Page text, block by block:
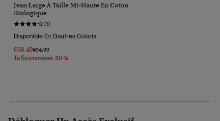
Jean Large À Taille Mi-Haute En Coton
Biologique
(3)
Disponible En Dautres Coloris
€66.49Prix Réduit De
€94.99À
Tu Économises 30 %